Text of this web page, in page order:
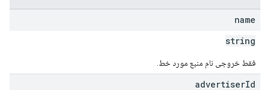
name
string
فقط خروجی نام منبع مورد خط.
advertiserId